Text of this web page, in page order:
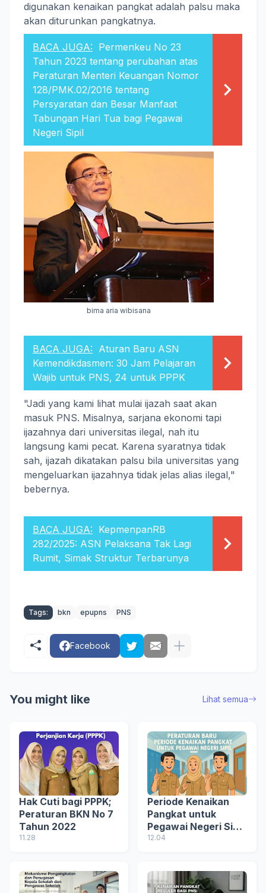
digunakan kenaikan pangkat adalah palsu maka
akan diturunkan pangkatnya.
BACA JUGA: Permenkeu No 23
Tahun 2023 tentang perubahan atas
Peraturan Menteri Keuangan Nomor
128/PMK.02/2016 tentang
Persyaratan dan Besar Manfaat
Tabungan Hari Tua bagi Pegawai
Negeri Sipil
bima aria wibisana
BACA JUGA: Aturan Baru ASN
Kemendikdasmen: 30 Jam Pelajaran
Wajib untuk PNS, 24 untuk PPPK
"Jadi yang kami lihat mulai ijazah saat akan
masuk PNS. Misalnya, sarjana ekonomi tapi
ijazahnya dari universitas ilegal, nah itu
langsung kami pecat. Karena syaratnya tidak
sah, ijazah dikatakan palsu bila universitas yang
mengeluarkan ijazahnya‎ tidak jelas alias ilegal,"
bebernya.
BACA JUGA: KepmenpanRB
282/2025: ASN Pelaksana Tak Lagi
Rumit, Simak Struktur Terbarunya
Tags: bkn epupns PNS
Facebook
You might like Lihat semua
Hak Cuti bagi PPPK;
Peraturan BKN No 7
Tahun 2022
11.28
Periode Kenaikan
Pangkat untuk
Pegawai Negeri Sipil
(Peraturan BKN
12.04